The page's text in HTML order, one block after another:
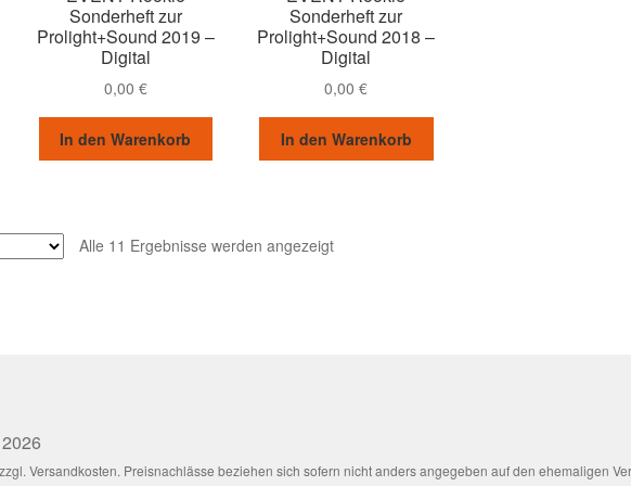
Sonderheft zur
Prolight+Sound 2019 –
Digital
0,00 €
In den Warenkorb
Sonderheft zur
Prolight+Sound 2018 –
Digital
0,00€
In den Warenkorb
Alle 11 Ergebnisse werden angezeigtNach
Versandkosten. Preisnachlässe beziehen sich sofern nicht anders angegeben auf den ehemaligen